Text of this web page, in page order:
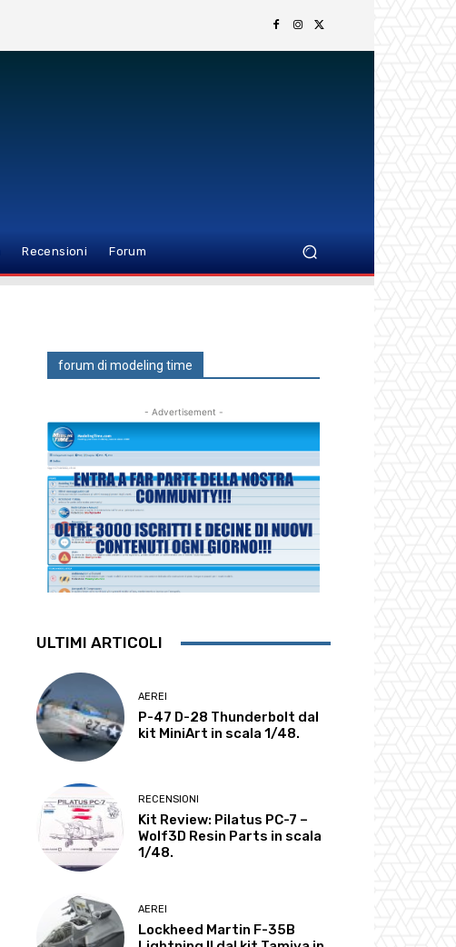
Recensioni Forum
forum di modeling time
- Advertisement -
ULTIMI ARTICOLI
AEREI
P-47 D-28 Thunderbolt dal
kit MiniArt in scala 1/48.
RECENSIONI
Kit Review: Pilatus PC-7 –
Wolf3D Resin Parts in scala
1/48.
AEREI
Lockheed Martin F-35B